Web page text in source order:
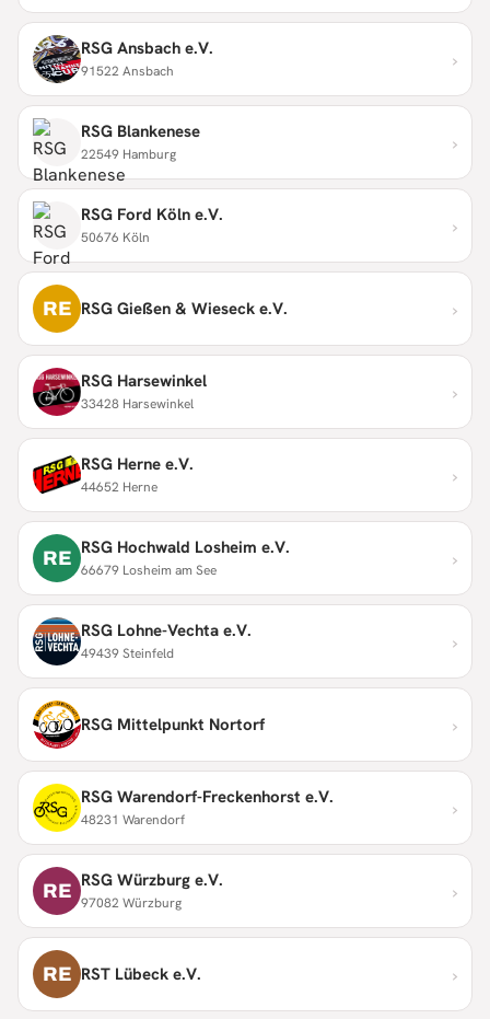
RSG Ansbach e.V.
91522 Ansbach ›
RSG Blankenese
22549 Hamburg ›
RSG Ford Köln e.V.
50676 Köln ›
RE RSG Gießen & Wieseck e.V. ›
RSG Harsewinkel
33428 Harsewinkel ›
RSG Herne e.V.
44652 Herne ›
RE RSG Hochwald Losheim e.V.
66679 Losheim am See ›
RSG Lohne-Vechta e.V.
49439 Steinfeld ›
RSG Mittelpunkt Nortorf ›
RSG Warendorf-Freckenhorst e.V.
48231 Warendorf ›
RE RSG Würzburg e.V.
97082 Würzburg ›
RE RST Lübeck e.V. ›